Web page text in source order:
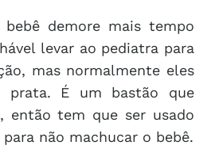
demore mais tempo
levar ao pediatra para
mas normalmente eles
prata. É um bastão que
então tem que ser usado
não machucar o bebê.